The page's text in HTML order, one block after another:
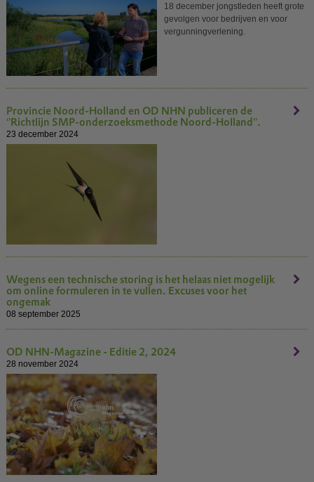
18 december jongstleden heeft grote
gevolgen voor bedrijven en voor
vergunningverlening.
Provincie Noord-Holland en OD NHN publiceren de
‘’Richtlijn SMP-onderzoeksmethode Noord-Holland’’.
23 december 2024
Wegens een technische storing is het helaas niet mogelijk
om online formuleren in te vullen. Excuses voor het
ongemak
08 september 2025
OD NHN-Magazine - Editie 2, 2024
28 november 2024